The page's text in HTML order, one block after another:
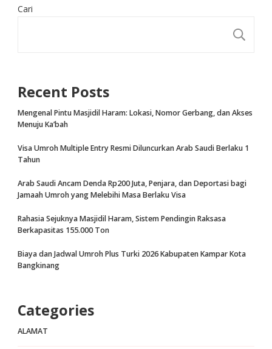
Cari
Recent Posts
Mengenal Pintu Masjidil Haram: Lokasi, Nomor Gerbang, dan Akses
Menuju Ka’bah
Visa Umroh Multiple Entry Resmi Diluncurkan Arab Saudi Berlaku 1
Tahun
Arab Saudi Ancam Denda Rp200 Juta, Penjara, dan Deportasi bagi
Jamaah Umroh yang Melebihi Masa Berlaku Visa
Rahasia Sejuknya Masjidil Haram, Sistem Pendingin Raksasa
Berkapasitas 155.000 Ton
Biaya dan Jadwal Umroh Plus Turki 2026 Kabupaten Kampar Kota
Bangkinang
Categories
ALAMAT